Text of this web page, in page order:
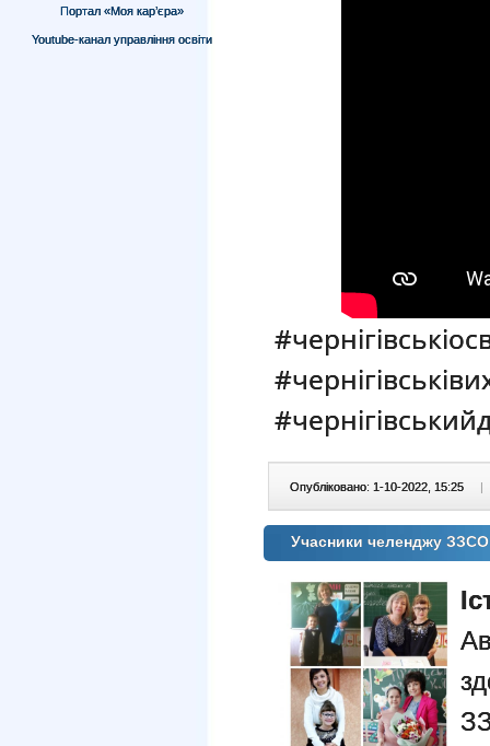
Портал «Моя кар’єра»
Youtube-канал управління освіти
Опубліковано: 1-10-2022, 15:25 |
Учасники челенджу